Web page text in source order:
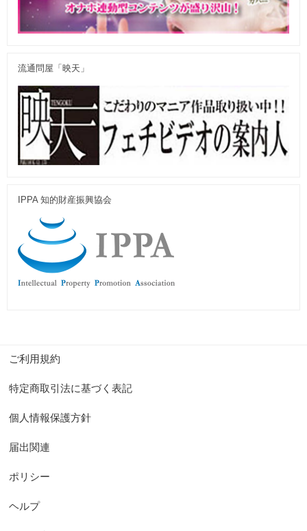
流通問屋「映天」
IPPA 知的財産振興協会
ご利用規約
特定商取引法に基づく表記
個人情報保護方針
届出関連
ポリシー
ヘルプ